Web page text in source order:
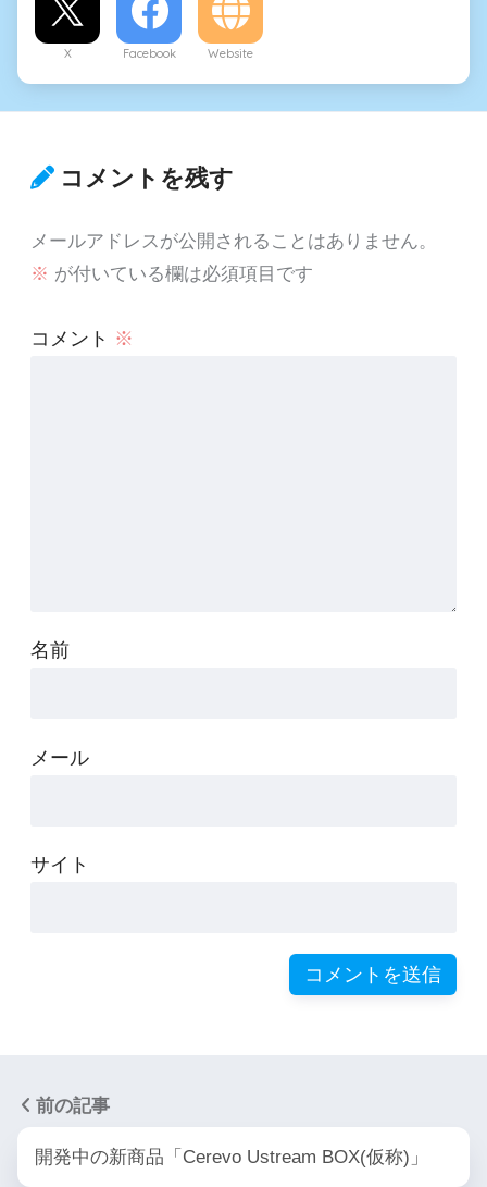
X Facebook Website
コメントを残す
メールアドレスが公開されることはありません。
※ が付いている欄は必須項目です
コメント ※
名前
メール
サイト
前の記事
開発中の新商品「Cerevo Ustream BOX(仮称)」